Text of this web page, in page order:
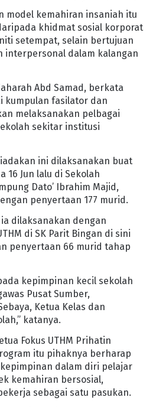
model kemahiran insaniah itu
khidmat sosial korporat
setempat, selain bertujuan
interpersonal dalam kalangan
Abd Samad, berkata
kumpulan fasilator dan
melaksanakan pelbagai
sekitar institusi
ini dilaksanakan buat
16 Jun lalu di Sekolah
Dato’ Ibrahim Majid,
penyertaan 177 murid.
dilaksanakan dengan
di SK Parit Bingan di sini
penyertaan 66 murid tahap
kepimpinan kecil sekolah
Pusat Sumber,
Ketua Kelas dan
katanya.
Fokus UTHM Prihatin
itu pihaknya berharap
dalam diri pelajar
kemahiran bersosial,
sebagai satu pasukan.